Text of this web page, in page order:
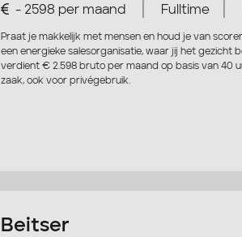
- 2598 per maand Fulltime
Praat je makkelijk met mensen en houd je van
een energieke salesorganisatie, waar jij het
verdient € 2.598 bruto per maand op basis van 40
zaak, ook voor privégebruik.
Beitser